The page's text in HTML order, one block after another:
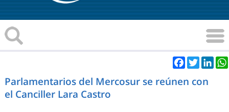
Facebook
Twitter
Parlamentarios del Mercosur se reúnen con
el Canciller Lara Castro